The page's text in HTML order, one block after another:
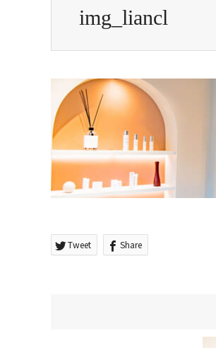
img_liancl
Tweet Share